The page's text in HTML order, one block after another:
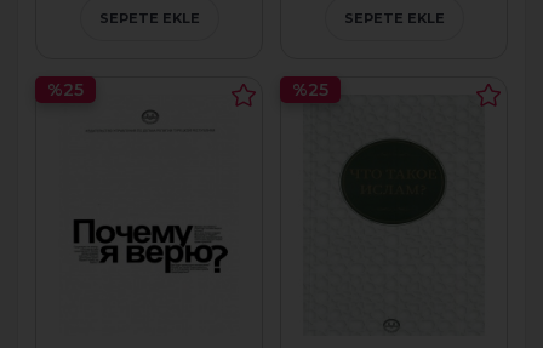
SEPETE EKLE SEPETE EKLE
%25 %25